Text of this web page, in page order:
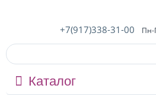
+7(917)338-31-00 Пн-
Каталог